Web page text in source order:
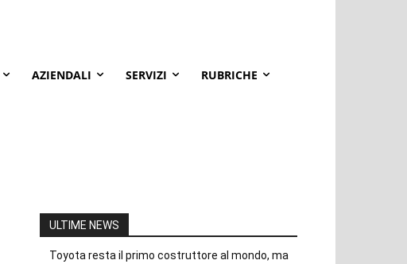
AZIENDALI SERVIZI RUBRICHE
ULTIME NEWS
Toyota resta il primo costruttore al mondo, ma